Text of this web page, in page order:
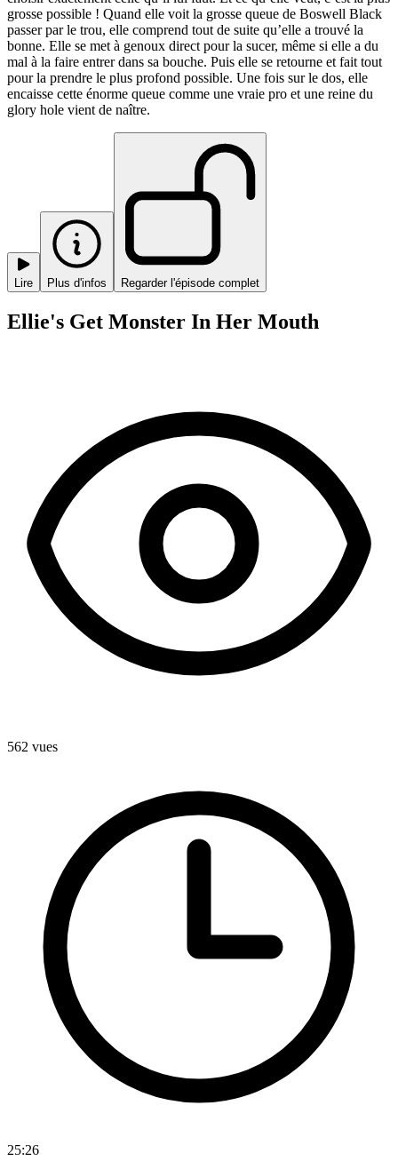
grosse possible ! Quand elle voit la grosse queue de Boswell Black
passer par le trou, elle comprend tout de suite qu’elle a trouvé la
bonne. Elle se met à genoux direct pour la sucer, même si elle a du
mal à la faire entrer dans sa bouche. Puis elle se retourne et fait tout
pour la prendre le plus profond possible. Une fois sur le dos, elle
encaisse cette énorme queue comme une vraie pro et une reine du
glory hole vient de naître.
Lire Plus d'infos Regarder l'épisode complet
Ellie's Get Monster In Her Mouth
562 vues
25:26